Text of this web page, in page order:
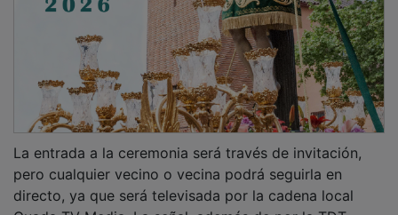
pero cualquier vecino o vecina podrá seguirla en
directo, ya que será televisada por la cadena local
Guada TV Media. La señal, además de por la TDT